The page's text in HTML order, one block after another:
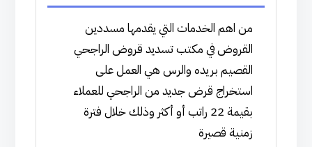
من اهم الخدمات التي يقدمها مسددين
القروض في مكتب تسديد قروض الراجحي
القصيم بريده والرس هي العمل على
استخراج قرض جديد من الراجحي للعملاء
بقيمة 22 راتب أو أكثر وذلك خلال فترة
زمنية قصيرة